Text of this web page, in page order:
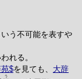
う不可能を表すや
れる。
苑 を見ても、 大辞
う